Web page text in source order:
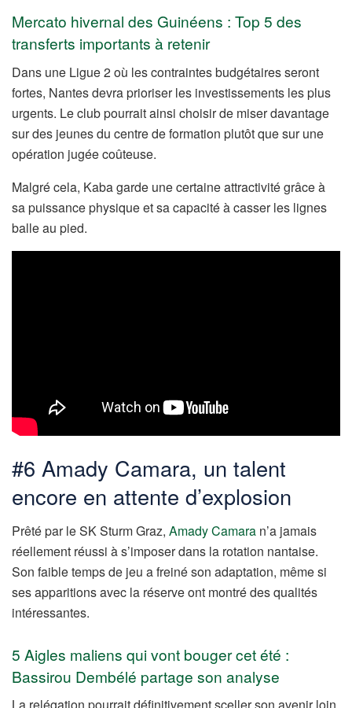
Mercato hivernal des Guinéens : Top 5 des
transferts importants à retenir
Dans une Ligue 2 où les contraintes budgétaires seront
fortes, Nantes devra prioriser les investissements les plus
urgents. Le club pourrait ainsi choisir de miser davantage
sur des jeunes du centre de formation plutôt que sur une
opération jugée coûteuse.
Malgré cela, Kaba garde une certaine attractivité grâce à
sa puissance physique et sa capacité à casser les lignes
balle au pied.
#6 Amady Camara, un talent
encore en attente d’explosion
Prêté par le SK Sturm Graz, Amady Camara n’a jamais
réellement réussi à s’imposer dans la rotation nantaise.
Son faible temps de jeu a freiné son adaptation, même si
ses apparitions avec la réserve ont montré des qualités
intéressantes.
5 Aigles maliens qui vont bouger cet été :
Bassirou Dembélé partage son analyse